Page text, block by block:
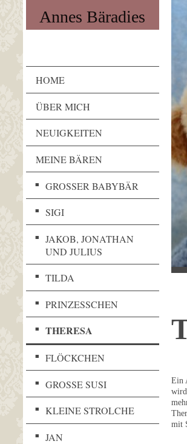
Annes Bäradies
HOME
ÜBER MICH
NEUIGKEITEN
MEINE BÄREN
GROSSER BABYBÄR
SIGI
JAKOB, JONATHAN
UND JULIUS
TILDA
PRINZESSCHEN
THERESA
FLÖCKCHEN
GROSSE SUSI
KLEINE STROLCHE
JAN
Ein
mit